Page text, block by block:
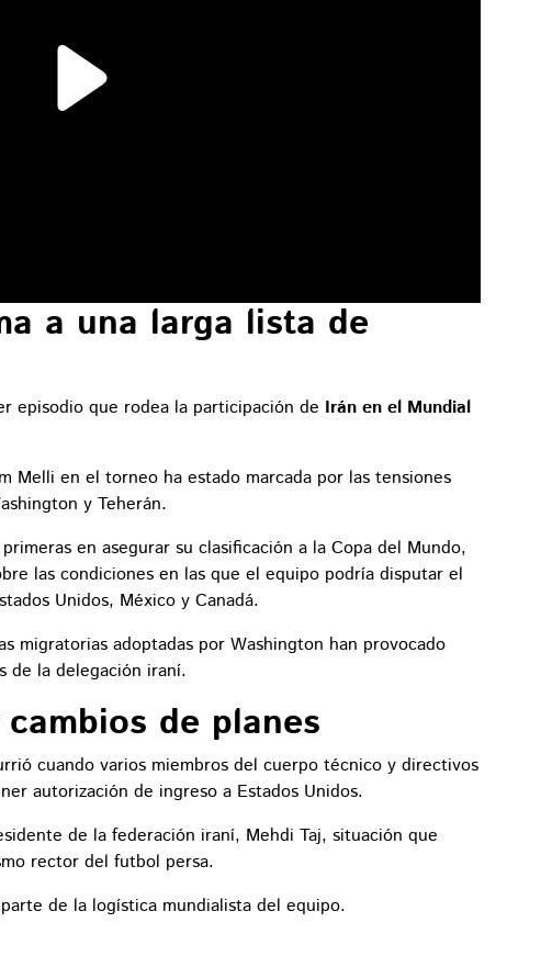
a una larga lista de
episodio que rodea la participación de Irán en el Mundial
Melli en el torneo ha estado marcada por las tensiones
y Teherán.
en asegurar su clasificación a la Copa del Mundo,
las condiciones en las que el equipo podría disputar el
Unidos, México y Canadá.
migratorias adoptadas por Washington han provocado
de la delegación iraní.
de planes
cuando varios miembros del cuerpo técnico y directivos
autorización de ingreso a Estados Unidos.
de la federación iraní, Mehdi Taj, situación que
rector del futbol persa.
de la logística mundialista del equipo.